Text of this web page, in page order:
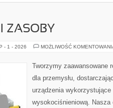
ZASOBY
- 1 - 2026 MOŻLIWOŚĆ
Tworzymy zaawansowane
dla przemysłu,
urządzenia wykorzystujące
wysokociśnieniową. Nasza